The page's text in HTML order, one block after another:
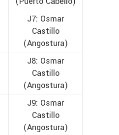
J7: Osmar
Castillo
(Angostura)
J8: Osmar
Castillo
(Angostura)
J9: Osmar
Castillo
(Angostura)